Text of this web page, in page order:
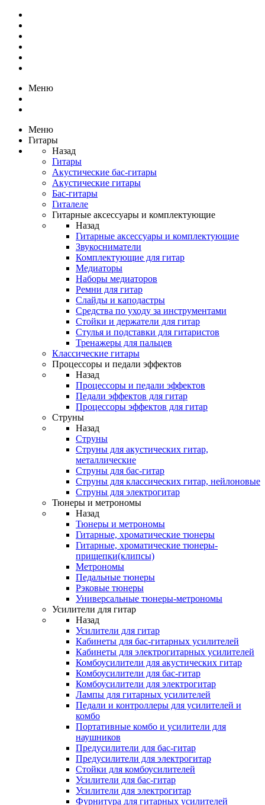
Меню
Меню
Гитары
Назад
Гитары
Акустические бас-гитары
Акустические гитары
Бас-гитары
Гиталеле
Гитарные аксессуары и комплектующие
Назад
Гитарные аксессуары и комплектующие
Звукосниматели
Комплектующие для гитар
Медиаторы
Наборы медиаторов
Ремни для гитар
Слайды и каподастры
Средства по уходу за инструментами
Стойки и держатели для гитар
Стулья и подставки для гитаристов
Тренажеры для пальцев
Классические гитары
Процессоры и педали эффектов
Назад
Процессоры и педали эффектов
Педали эффектов для гитар
Процессоры эффектов для гитар
Струны
Назад
Струны
Струны для акустических гитар,
металлические
Струны для бас-гитар
Струны для классических гитар, нейлоновые
Струны для электрогитар
Тюнеры и метрономы
Назад
Тюнеры и метрономы
Гитарные, хроматические тюнеры
Гитарные, хроматические тюнеры-
прищепки(клипсы)
Метрономы
Педальные тюнеры
Рэковые тюнеры
Универсальные тюнеры-метрономы
Усилители для гитар
Назад
Усилители для гитар
Кабинеты для бас-гитарных усилителей
Кабинеты для электрогитарных усилителей
Комбоусилители для акустических гитар
Комбоусилители для бас-гитар
Комбоусилители для электрогитар
Лампы для гитарных усилителей
Педали и контроллеры для усилителей и
комбо
Портативные комбо и усилители для
наушников
Предусилители для бас-гитар
Предусилители для электрогитар
Стойки для комбоусилителей
Усилители для бас-гитар
Усилители для электрогитар
Фурнитура для гитарных усилителей